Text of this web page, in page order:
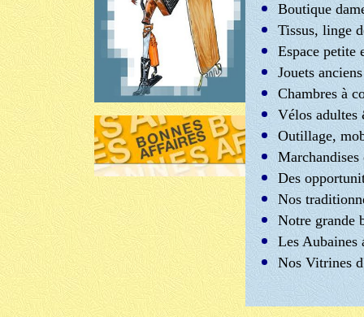
Boutique
Tissus, linge
Espace petite
Jouets
Chambres à
Vélos adultes
Outillage,
Des
Nos
Notre grande
Les Aubaines
Nos Vitrines